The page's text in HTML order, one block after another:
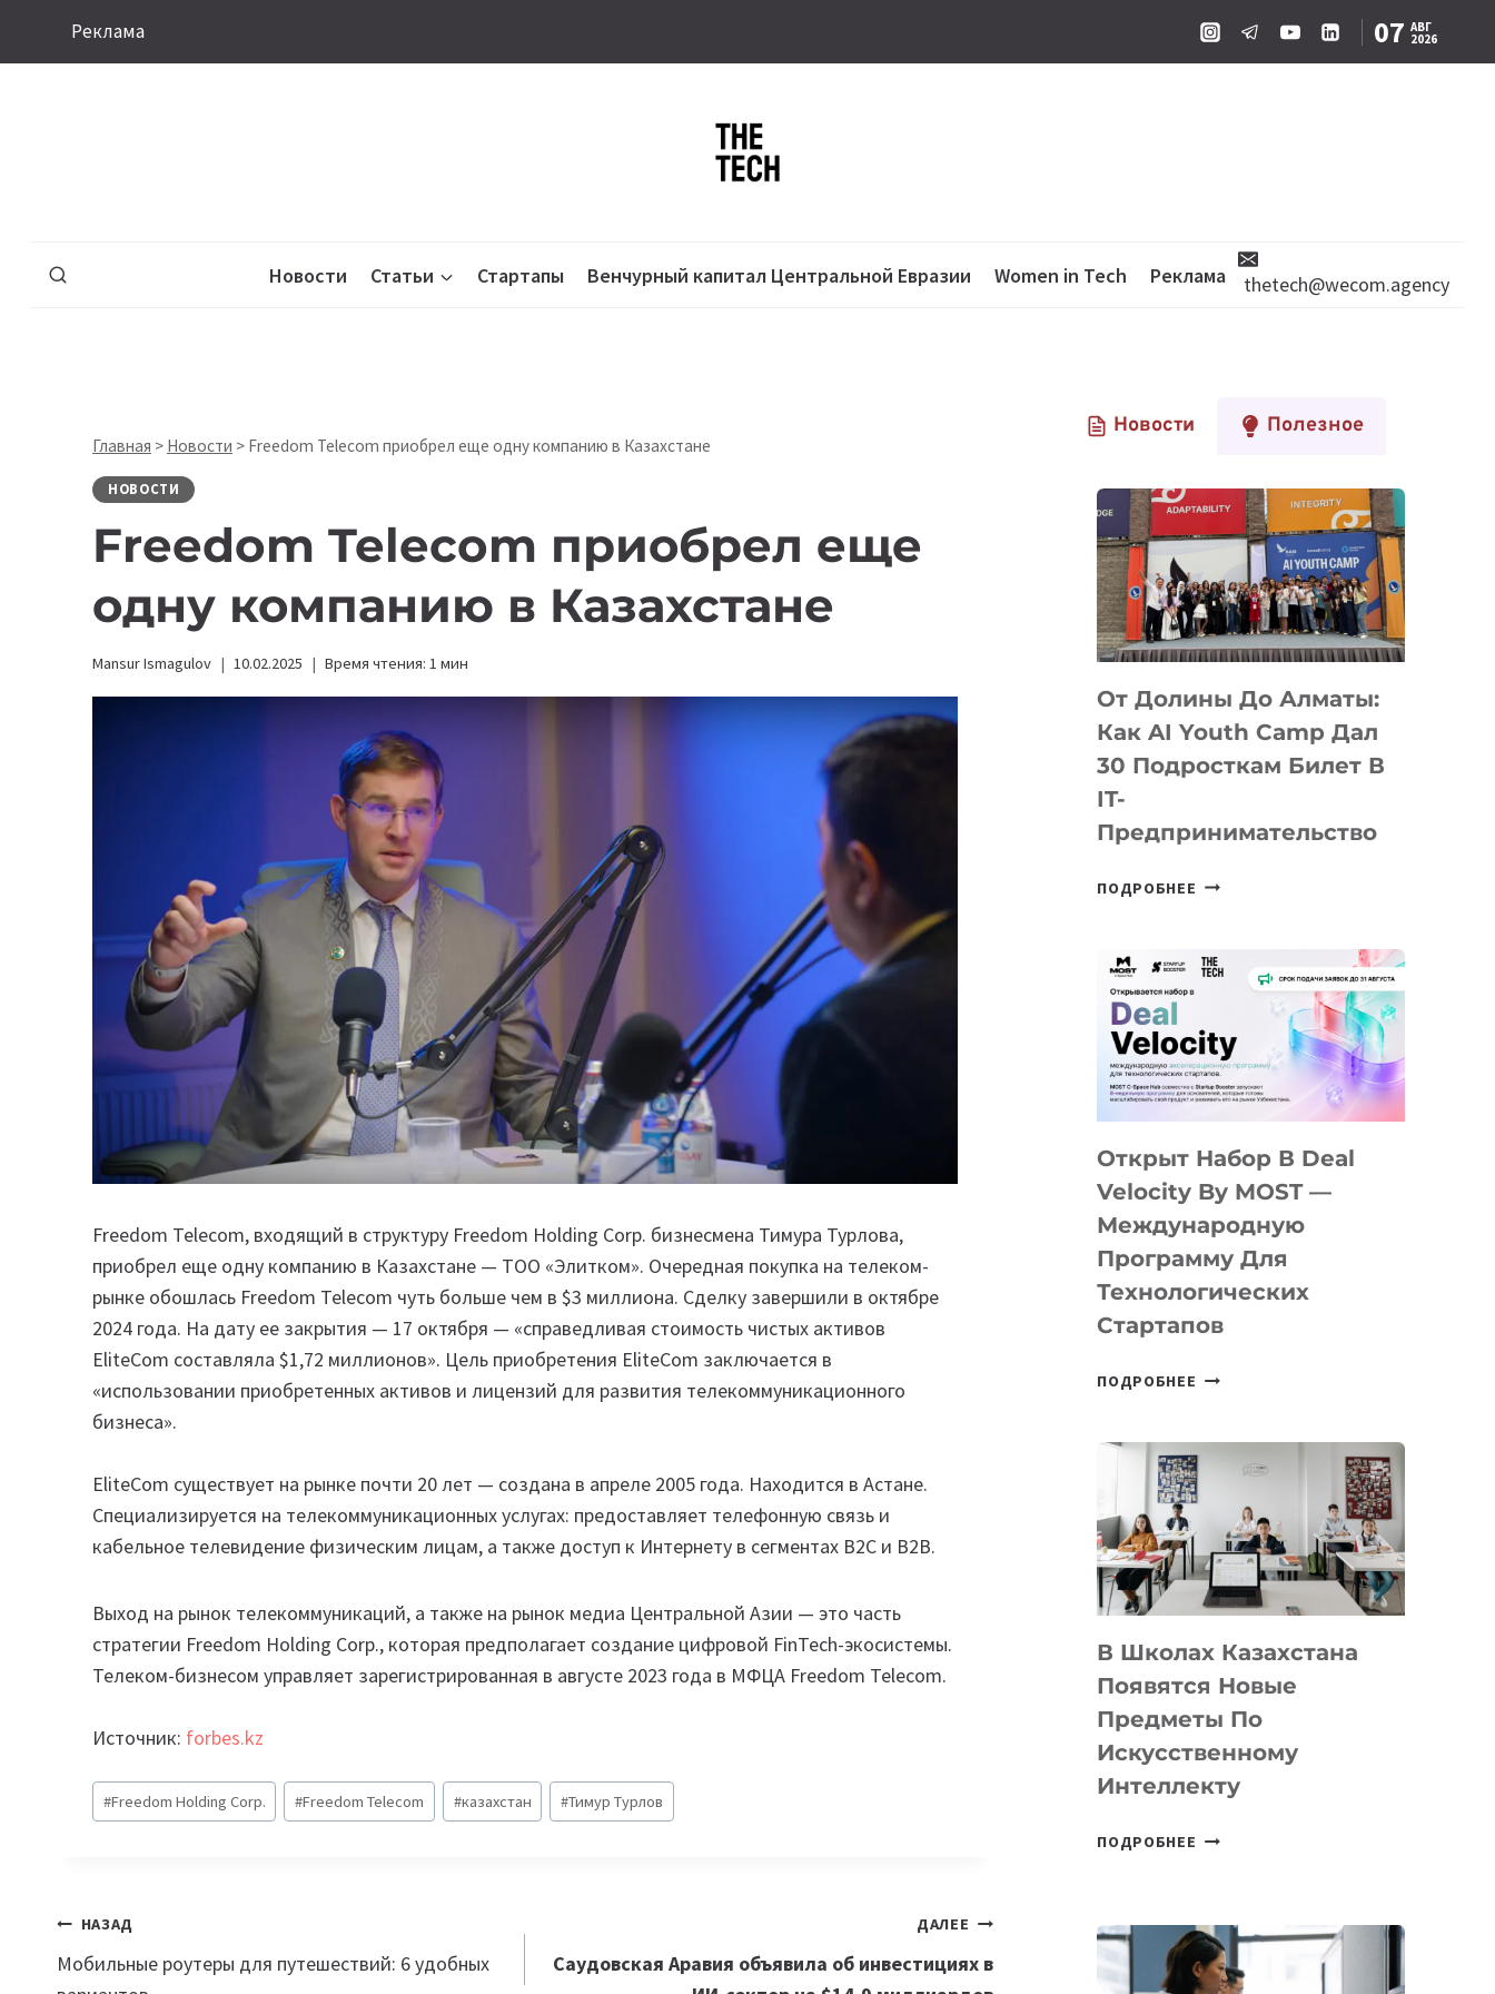
Реклама 07 АВГ
2026
Новости Статьи Стартапы Венчурный капитал Центральной Евразии Women in Tech Реклама thetech@wecom.agency
Главная > Новости > Freedom Telecom приобрел еще одну компанию в Казахстане
НОВОСТИ
Freedom Telecom приобрел еще
одну компанию в Казахстане
Mansur Ismagulov 10.02.2025 Время чтения: 1 мин
Freedom Telecom, входящий в структуру Freedom Holding Corp. бизнесмена Тимура Турлова,
приобрел еще одну компанию в Казахстане — ТОО «Элитком». Очередная покупка на телеком-
рынке обошлась Freedom Telecom чуть больше чем в $3 миллиона. Сделку завершили в октябре
2024 года. На дату ее закрытия — 17 октября — «справедливая стоимость чистых активов
EliteCom составляла $1,72 миллионов». Цель приобретения EliteCom заключается в
«использовании приобретенных активов и лицензий для развития телекоммуникационного
бизнеса».
EliteCom существует на рынке почти 20 лет — создана в апреле 2005 года. Находится в Астане.
Специализируется на телекоммуникационных услугах: предоставляет телефонную связь и
кабельное телевидение физическим лицам, а также доступ к Интернету в сегментах B2С и B2B.
Выход на рынок телекоммуникаций, а также на рынок медиа Центральной Азии — это часть
стратегии Freedom Holding Corp., которая предполагает создание цифровой FinTech-экосистемы.
Телеком-бизнесом управляет зарегистрированная в августе 2023 года в МФЦА Freedom Telecom.
Источник: forbes.kz
Метки
записи:
#Freedom Holding Corp. #Freedom Telecom #казахстан #Тимур Турлов
Навигация
по
НАЗАД
Мобильные роутеры для путешествий: 6 удобных
ДАЛЕЕ
Саудовская Аравия объявила об инвестициях в
Новости Полезное
От Долины До Алматы:
Как AI Youth Camp Дал
30 Подросткам Билет В
IT-
Предпринимательство
ПОДРОБНЕЕ ОТ
АЛМАТЫ:
YOUTH
CAMP
ДАЛ
ПОДРОСТКАМ
БИЛЕТ
IT-
ПРЕДПРИНИМАТЕЛЬСТВО
Открыт Набор В Deal
Velocity By MOST —
Международную
Программу Для
Технологических
Стартапов
ПОДРОБНЕЕ ОТКРЫТ
DEAL
VELOCITY
MOST
—
МЕЖДУНАРОДНУЮ
ДЛЯ
ТЕХНОЛОГИЧЕСКИХ
СТАРТАПОВ
В Школах Казахстана
Появятся Новые
Предметы По
Искусственному
Интеллекту
ПОДРОБНЕЕ
НОВЫЕ
ПРЕДМЕТЫ